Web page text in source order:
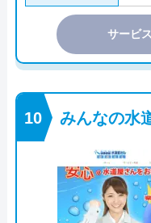
サービ
みんなの水